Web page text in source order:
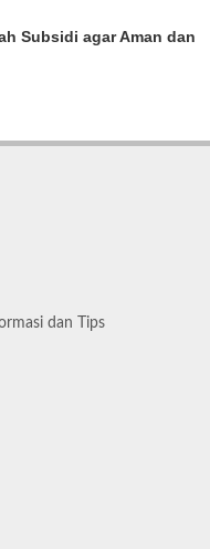
Subsidi agar Aman dan
dan Tips